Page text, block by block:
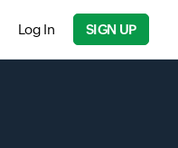
Log In SIGN UP